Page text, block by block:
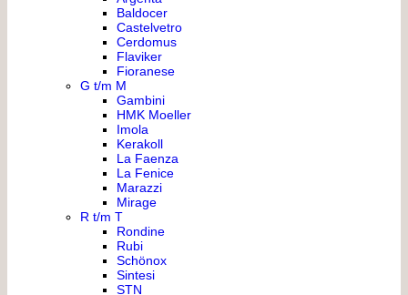
Baldocer
Castelvetro
Cerdomus
Flaviker
Fioranese
G t/m M
Gambini
HMK Moeller
Imola
Kerakoll
La Faenza
La Fenice
Marazzi
Mirage
R t/m T
Rondine
Rubi
Schönox
Sintesi
STN